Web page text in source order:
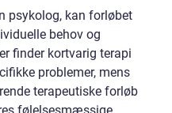
psykolog, kan forløbet
behov og
finder kortvarig terapi
problemer, mens
terapeutiske forløb
følelsesmæssige